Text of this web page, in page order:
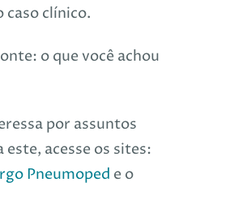
caso clínico.
o que você achou
por assuntos
este, acesse os sites:
Pneumoped e o